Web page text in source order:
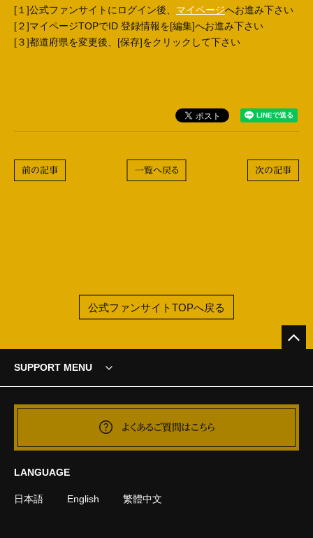
[１]公式ファンサイトにログイン後、 マイページへお進み下さい
[２]マイページTOPでID 登録情報を[編集]へお進み下さい
[３]都道府県を変更後、[保存]をクリックして下さい
次の記事
一覧へ戻る
前の記事
公式ファンサイトTOPへ戻る
SUPPORT MENU
よくあるご質問はこちら
LANGUAGE
日本語 English 繁體中文